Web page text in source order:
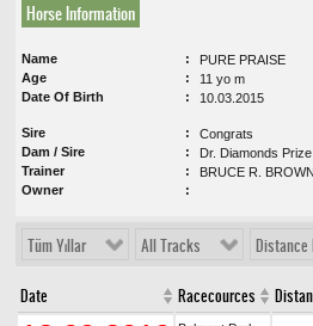
Horse Information
Name
PURE PRAISE
Age
11 yo m
Date Of Birth
10.03.2015
Sire
Congrats
Dam / Sire
Dr. Diamonds
Trainer
BRUCE R. BROWN
Owner
Tüm Yıllar All Tracks Distance
Date Racecources